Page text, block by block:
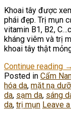
Khoai tây được
phái đẹp. Trị mụn
vitamin B1, B2,
kháng viêm và trị
khoai tây thật
Continue reading →
Posted in Cẩm
hóa da, mặt nạ
da, sạm da, sáng
da, trị mụn Leave